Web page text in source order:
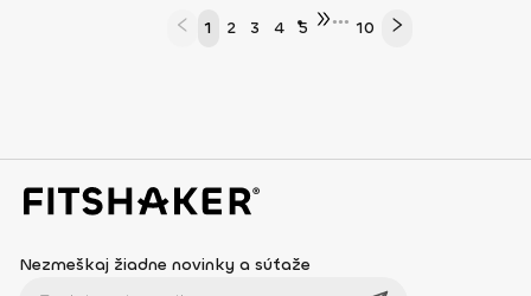
1 2 3 4 5 ••• 10
Nezmeškaj žiadne novinky a súťaže